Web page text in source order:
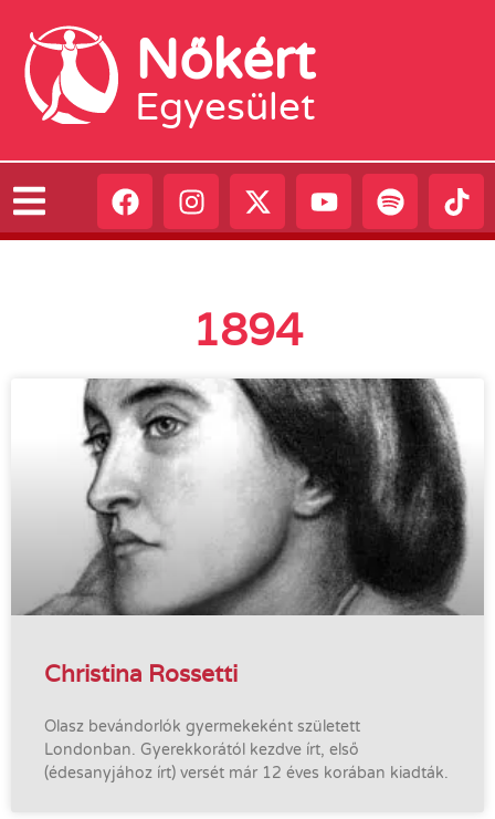
Nőkért
Egyesület
1894
Christina Rossetti
Olasz bevándorlók gyermekeként született
Londonban. Gyerekkorától kezdve írt, első
(édesanyjához írt) versét már 12 éves korában kiadták.